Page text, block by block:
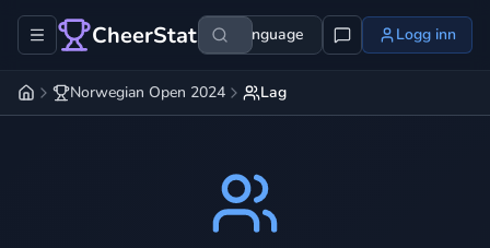
CheerStats Language Logg inn
Norwegian Open 2024 Lag